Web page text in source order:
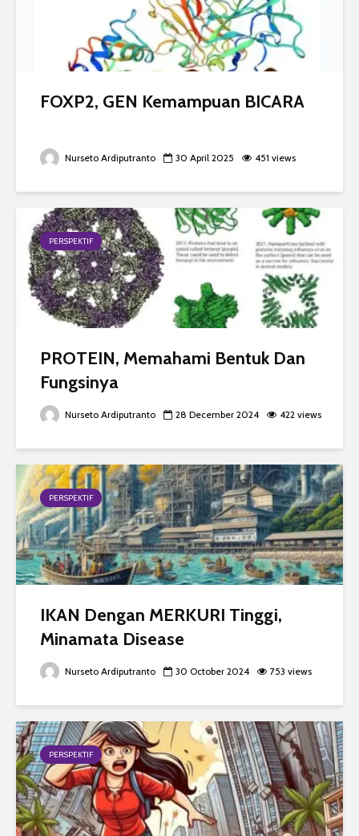
FOXP2, GEN Kemampuan BICARA
Nurseto Ardiputranto 30 April 2025 451 views
PERSPEKTIF
PROTEIN, Memahami Bentuk Dan
Fungsinya
Nurseto Ardiputranto 28 December 2024 422 views
PERSPEKTIF
IKAN Dengan MERKURI Tinggi,
Minamata Disease
Nurseto Ardiputranto 30 October 2024 753 views
PERSPEKTIF